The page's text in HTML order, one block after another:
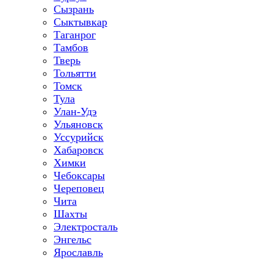
Сызрань
Сыктывкар
Таганрог
Тамбов
Тверь
Тольятти
Томск
Тула
Улан-Удэ
Ульяновск
Уссурийск
Хабаровск
Химки
Чебоксары
Череповец
Чита
Шахты
Электросталь
Энгельс
Ярославль